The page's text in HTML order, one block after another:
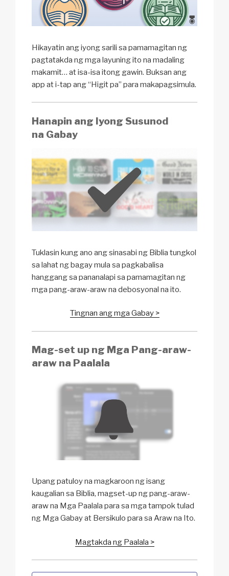
Hikayatin ang iyong sarili sa pamamagitan ng
pagtatakda ng mga layuning ito na madaling
makamit… at isa-isa itong gawin. Buksan ang
app at i-tap ang “Higit pa” para makapagsimula.
Hanapin ang Iyong Susunod
na Gabay
Tuklasin kung ano ang sinasabi ng Biblia tungkol
sa lahat ng bagay mula sa pagkabalisa
hanggang sa pananalapi sa pamamagitan ng
mga pang-araw-araw na debosyonal na ito.
Tingnan ang mga Gabay >
Mag-set up ng Mga Pang-araw-
araw na Paalala
Upang patuloy na magkaroon ng isang
kaugalian sa Biblia, magset-up ng pang-araw-
araw na Mga Paalala para sa mga tampok tulad
ng Mga Gabay at Bersikulo para sa Araw na Ito.
Magtakda ng Paalala >